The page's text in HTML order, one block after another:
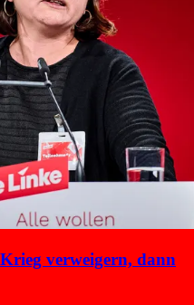
verweigern, dann